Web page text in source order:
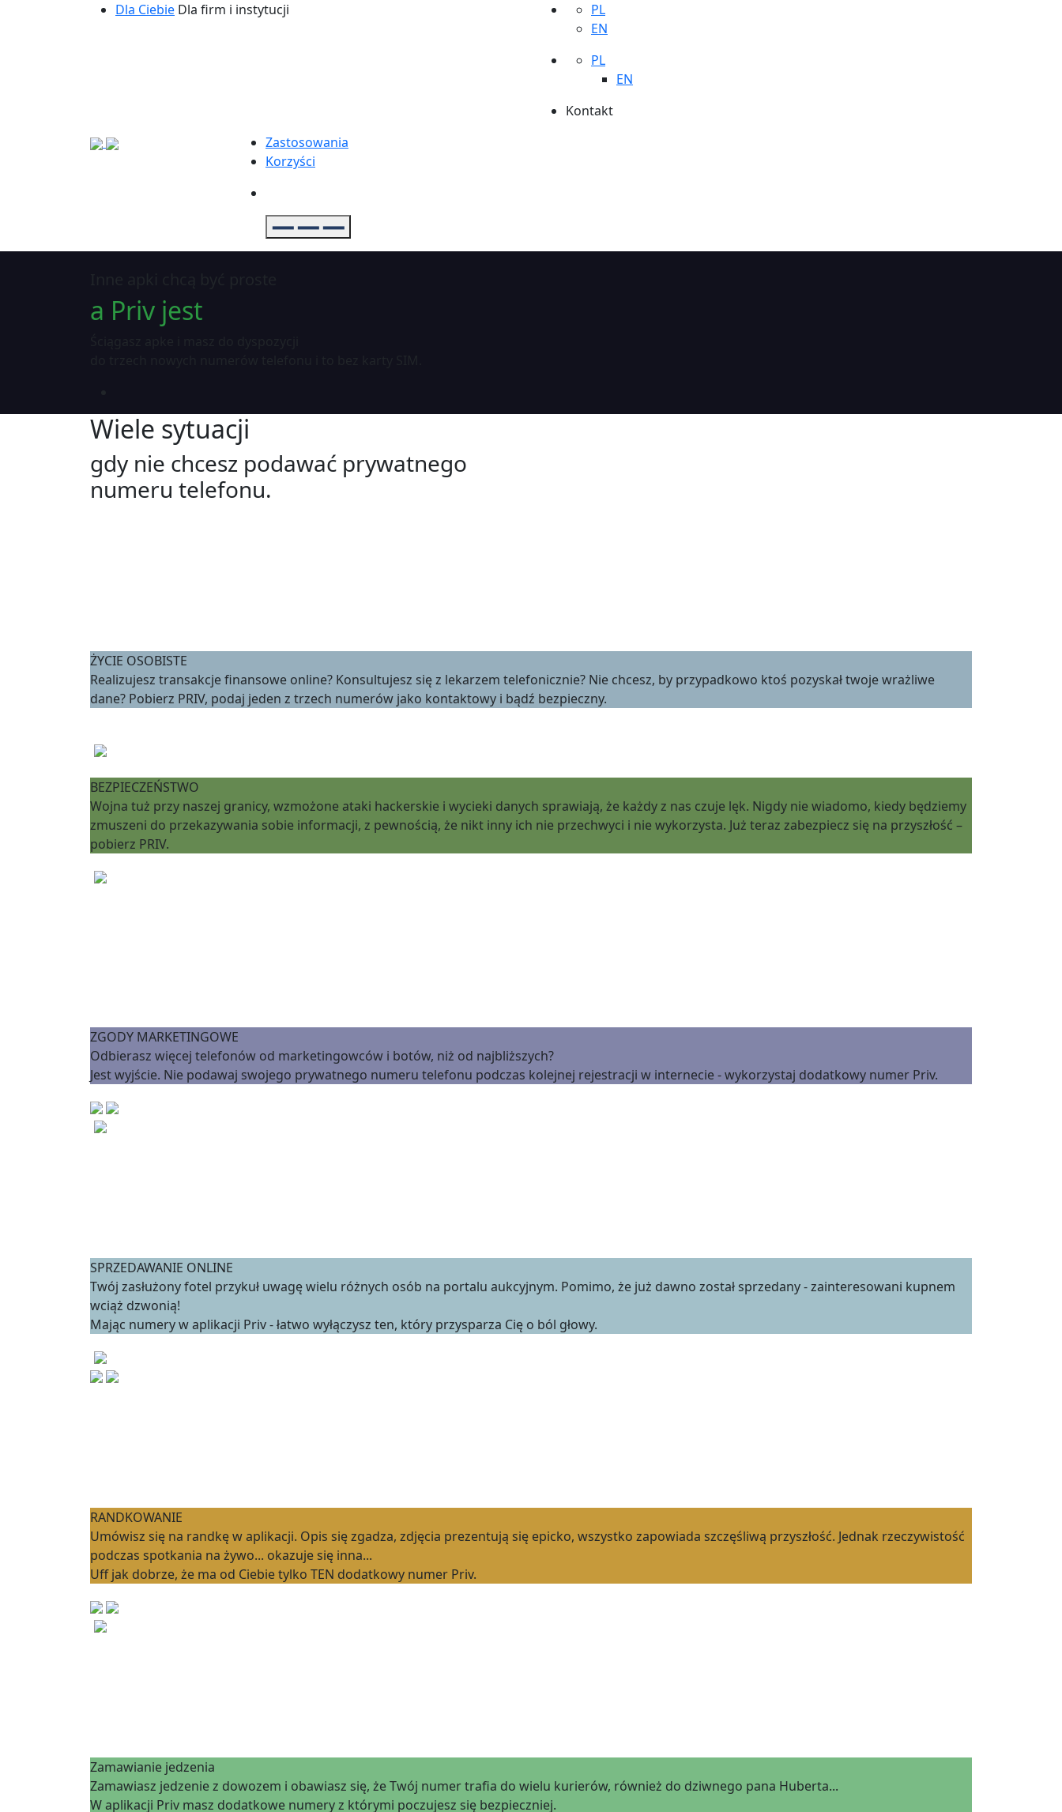
Dla Ciebie Dla firm i instytucji
PL
EN
PL
EN
Kontakt
Zastosowania
Korzyści
a Priv jest
Wiele sytuacji
gdy nie chcesz podawać prywatnego
numeru telefonu.
ŻYCIE OSOBISTE
Realizujesz transakcje finansowe online? Konsultujesz się z lekarzem telefonicznie? Nie chcesz, by przypadkowo ktoś pozyskał twoje wrażliwe
dane? Pobierz PRIV, podaj jeden z trzech numerów jako kontaktowy i bądź bezpieczny.
BEZPIECZEŃSTWO
Wojna tuż przy naszej granicy, wzmożone ataki hackerskie i wycieki danych sprawiają, że każdy z nas czuje lęk. Nigdy nie wiadomo, kiedy będziemy
zmuszeni do przekazywania sobie informacji, z pewnością, że nikt inny ich nie przechwyci i nie wykorzysta. Już teraz zabezpiecz się na przyszłość –
pobierz PRIV.
ZGODY MARKETINGOWE
Odbierasz więcej telefonów od marketingowców i botów, niż od najbliższych?
Jest wyjście. Nie podawaj swojego prywatnego numeru telefonu podczas kolejnej rejestracji w internecie - wykorzystaj dodatkowy numer Priv.
SPRZEDAWANIE ONLINE
Twój zasłużony fotel przykuł uwagę wielu różnych osób na portalu aukcyjnym. Pomimo, że już dawno został sprzedany - zainteresowani kupnem
wciąż dzwonią!
Mając numery w aplikacji Priv - łatwo wyłączysz ten, który przysparza Cię o ból głowy.
RANDKOWANIE
Umówisz się na randkę w aplikacji. Opis się zgadza, zdjęcia prezentują się epicko, wszystko zapowiada szczęśliwą przyszłość. Jednak rzeczywistość
podczas spotkania na żywo... okazuje się inna...
Uff jak dobrze, że ma od Ciebie tylko TEN dodatkowy numer Priv.
Zamawianie jedzenia
Zamawiasz jedzenie z dowozem i obawiasz się, że Twój numer trafia do wielu kurierów, również do dziwnego pana Huberta...
W aplikacji Priv masz dodatkowe numery z którymi poczujesz się bezpieczniej.